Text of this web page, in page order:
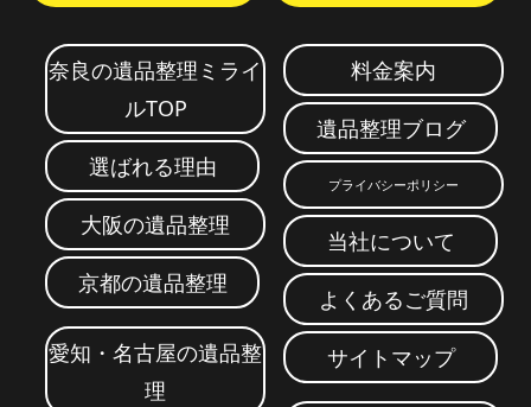
奈良の遺品整理ミライ
ルTOP
選ばれる理由
大阪の遺品整理
京都の遺品整理
愛知・名古屋の遺品整
理
料金案内
遺品整理ブログ
プライバシーポリシー
当社について
よくあるご質問
サイトマップ